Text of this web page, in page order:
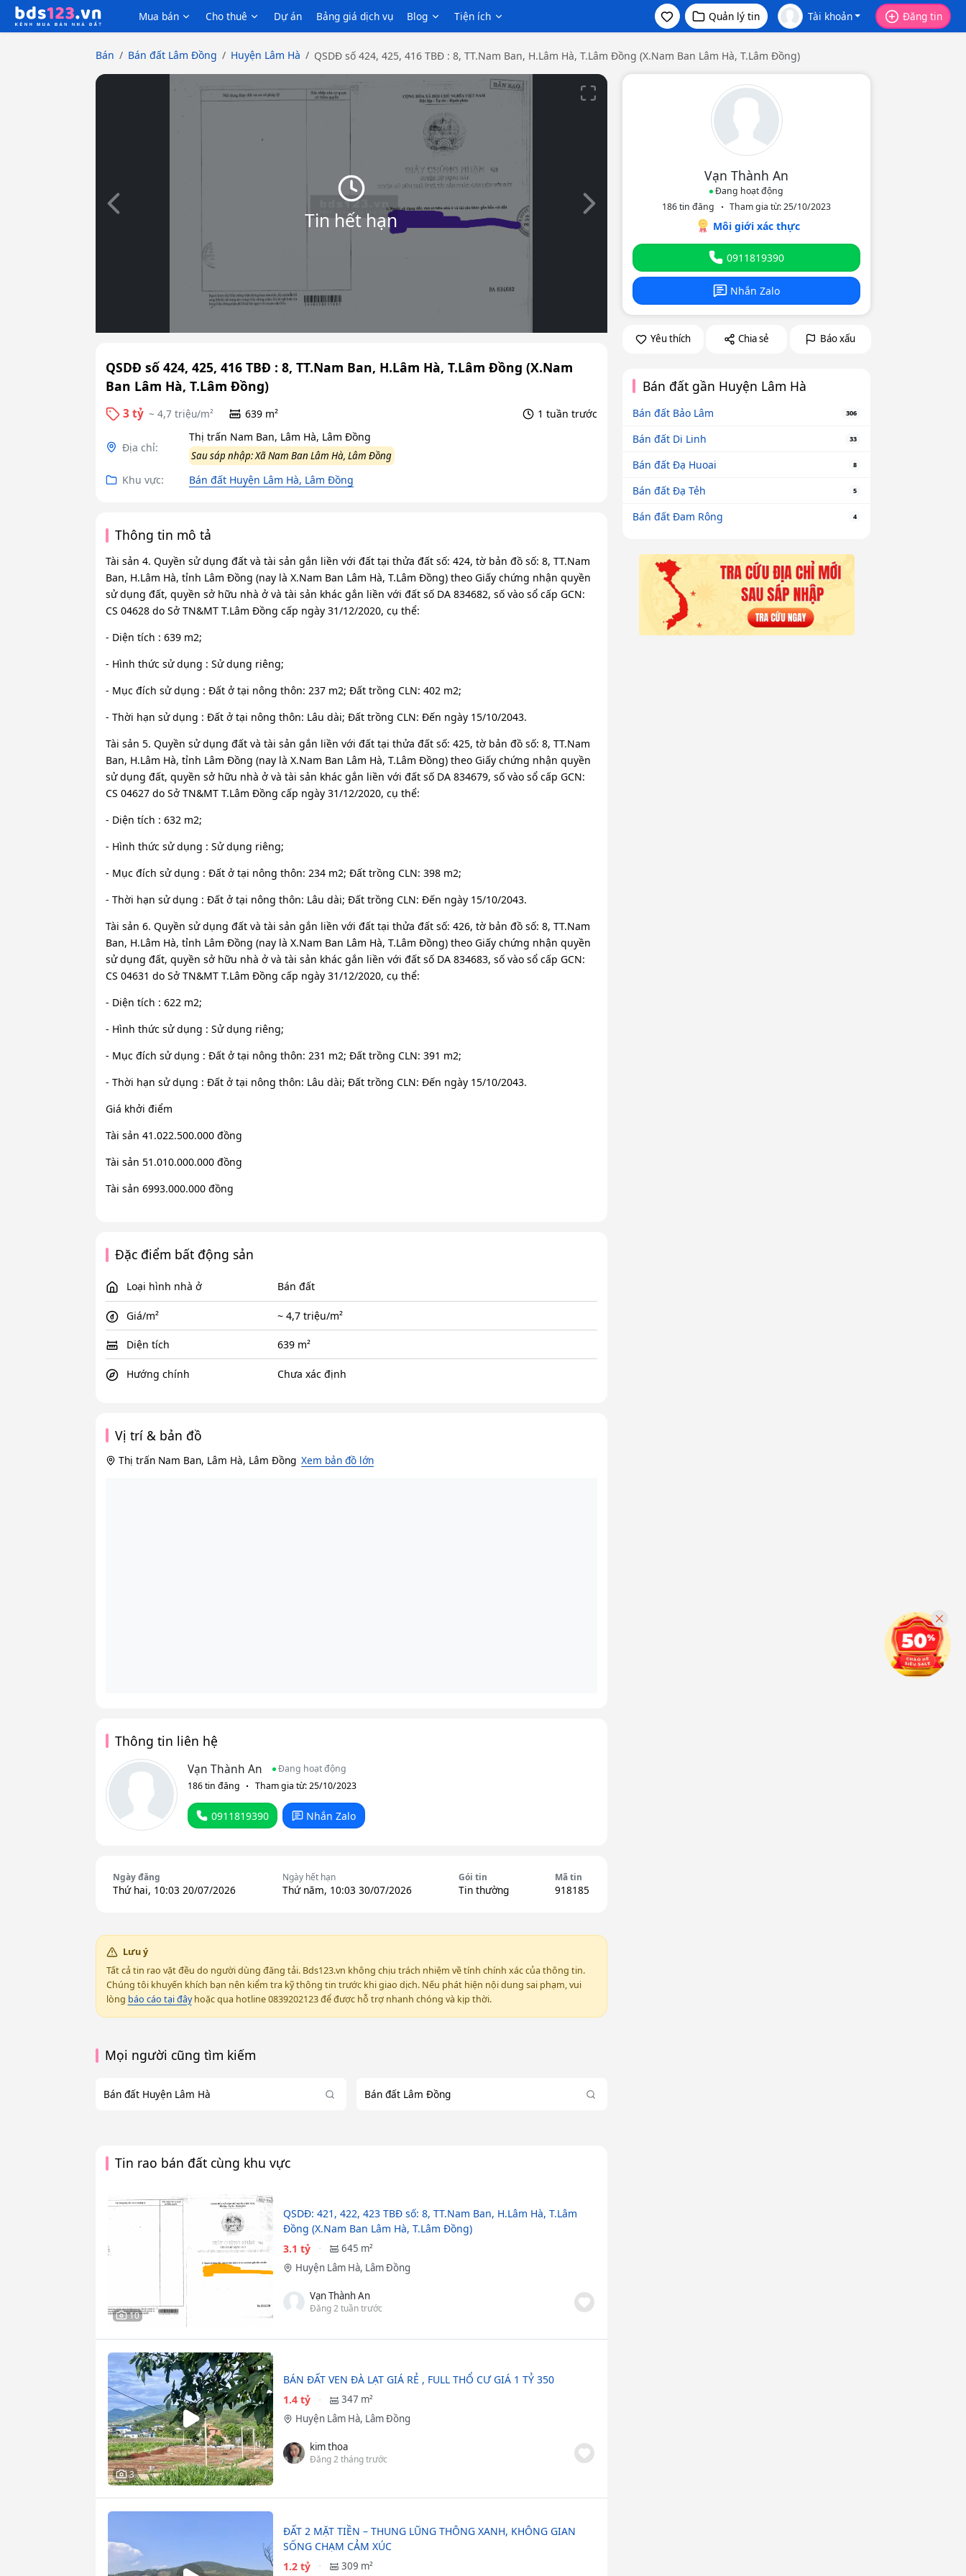
Mua bán Cho thuê Dự án Bảng giá dịch vụ Blog Tiện ích Quản lý tin Tài khoản Đăng tin
Bán Bán đất Lâm Đồng Huyện Lâm Hà QSDĐ số 424, 425, 416 TBĐ : 8, TT.Nam Ban, H.Lâm Hà, T.Lâm Đồng (X.Nam Ban Lâm Hà, T.Lâm Đồng)
Tin hết hạn
Slide trước Slide tiếp theo
QSDĐ số 424, 425, 416 TBĐ : 8, TT.Nam Ban, H.Lâm Hà, T.Lâm Đồng (X.Nam
Ban Lâm Hà, T.Lâm Đồng)
3 tỷ ~ 4,7 triệu/m² 639 m² 1 tuần trước
Địa chỉ:
Thị trấn Nam Ban, Lâm Hà, Lâm Đồng
Sau sáp nhập: Xã Nam Ban Lâm Hà, Lâm Đồng
Khu vực: Bán đất Huyện Lâm Hà, Lâm Đồng
Thông tin mô tả
Tài sản 4. Quyền sử dụng đất và tài sản gắn liền với đất tại thửa đất số: 424, tờ bản đồ số: 8, TT.Nam
Ban, H.Lâm Hà, tỉnh Lâm Đồng (nay là X.Nam Ban Lâm Hà, T.Lâm Đồng) theo Giấy chứng nhận quyền
sử dụng đất, quyền sở hữu nhà ở và tài sản khác gắn liền với đất số DA 834682, số vào sổ cấp GCN:
CS 04628 do Sở TN&MT T.Lâm Đồng cấp ngày 31/12/2020, cụ thể:
- Diện tích : 639 m2;
- Hình thức sử dụng : Sử dụng riêng;
- Mục đích sử dụng : Đất ở tại nông thôn: 237 m2; Đất trồng CLN: 402 m2;
- Thời hạn sử dụng : Đất ở tại nông thôn: Lâu dài; Đất trồng CLN: Đến ngày 15/10/2043.
Tài sản 5. Quyền sử dụng đất và tài sản gắn liền với đất tại thửa đất số: 425, tờ bản đồ số: 8, TT.Nam
Ban, H.Lâm Hà, tỉnh Lâm Đồng (nay là X.Nam Ban Lâm Hà, T.Lâm Đồng) theo Giấy chứng nhận quyền
sử dụng đất, quyền sở hữu nhà ở và tài sản khác gắn liền với đất số DA 834679, số vào sổ cấp GCN:
CS 04627 do Sở TN&MT T.Lâm Đồng cấp ngày 31/12/2020, cụ thể:
- Diện tích : 632 m2;
- Hình thức sử dụng : Sử dụng riêng;
- Mục đích sử dụng : Đất ở tại nông thôn: 234 m2; Đất trồng CLN: 398 m2;
- Thời hạn sử dụng : Đất ở tại nông thôn: Lâu dài; Đất trồng CLN: Đến ngày 15/10/2043.
Tài sản 6. Quyền sử dụng đất và tài sản gắn liền với đất tại thửa đất số: 426, tờ bản đồ số: 8, TT.Nam
Ban, H.Lâm Hà, tỉnh Lâm Đồng (nay là X.Nam Ban Lâm Hà, T.Lâm Đồng) theo Giấy chứng nhận quyền
sử dụng đất, quyền sở hữu nhà ở và tài sản khác gắn liền với đất số DA 834683, số vào sổ cấp GCN:
CS 04631 do Sở TN&MT T.Lâm Đồng cấp ngày 31/12/2020, cụ thể:
- Diện tích : 622 m2;
- Hình thức sử dụng : Sử dụng riêng;
- Mục đích sử dụng : Đất ở tại nông thôn: 231 m2; Đất trồng CLN: 391 m2;
- Thời hạn sử dụng : Đất ở tại nông thôn: Lâu dài; Đất trồng CLN: Đến ngày 15/10/2043.
Giá khởi điểm
Tài sản 41.022.500.000 đồng
Tài sản 51.010.000.000 đồng
Tài sản 6993.000.000 đồng
Đặc điểm bất động sản
Loại hình nhà ở Bán đất
Giá/m² ~ 4,7 triệu/m²
Diện tích 639 m²
Hướng chính Chưa xác định
Vị trí & bản đồ
Thị trấn Nam Ban, Lâm Hà, Lâm Đồng Xem bản đồ lớn
Thông tin liên hệ
Vạn Thành An
Đang hoạt động
186 tin đăng
Tham gia từ: 25/10/2023
0911819390 Nhắn Zalo
Ngày đăng
Thứ hai, 10:03 20/07/2026
Ngày hết hạn
Thứ năm, 10:03 30/07/2026
Gói tin
Tin thường
Mã tin
918185
Lưu ý
Tất cả tin rao vặt đều do người dùng đăng tải. Bds123.vn không chịu trách nhiệm về tính chính xác của thông tin.
Chúng tôi khuyến khích bạn nên kiểm tra kỹ thông tin trước khi giao dịch. Nếu phát hiện nội dung sai phạm, vui
lòng báo cáo tại đâyhoặc qua hotline 0839202123 để được hỗ trợ nhanh chóng và kịp thời.
Mọi người cũng tìm kiếm
Bán đất Huyện Lâm Hà Bán đất Lâm Đồng
Tin rao bán đất cùng khu vực
10
QSDĐ: 421, 422, 423 TBĐ số: 8, TT.Nam Ban, H.Lâm Hà, T.Lâm
Đồng (X.Nam Ban Lâm Hà, T.Lâm Đồng)
3.1 tỷ
645 m²
Huyện Lâm Hà, Lâm Đồng
Vạn Thành An
Đăng 2 tuần trước
3
BÁN ĐẤT VEN ĐÀ LẠT GIÁ RẺ , FULL THỔ CƯ GIÁ 1 TỶ 350
1.4 tỷ
347 m²
Huyện Lâm Hà, Lâm Đồng
kim thoa
Đăng 2 tháng trước
ĐẤT 2 MẶT TIỀN – THUNG LŨNG THÔNG XANH, KHÔNG GIAN
SỐNG CHẠM CẢM XÚC
1.2 tỷ
309 m²
Vạn Thành An
Đang hoạt động
186 tin đăng
Tham gia từ: 25/10/2023
Môi giới xác thực
0911819390
Nhắn Zalo
Yêu thích Chia sẻ Báo xấu
Bán đất gần Huyện Lâm Hà
Bán đất Bảo Lâm 306
Bán đất Di Linh 33
Bán đất Đạ Huoai 8
Bán đất Đạ Tẻh 5
Bán đất Đam Rông 4